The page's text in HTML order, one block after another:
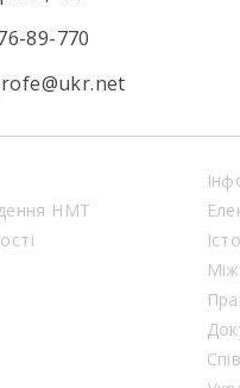
89-770
НМТ